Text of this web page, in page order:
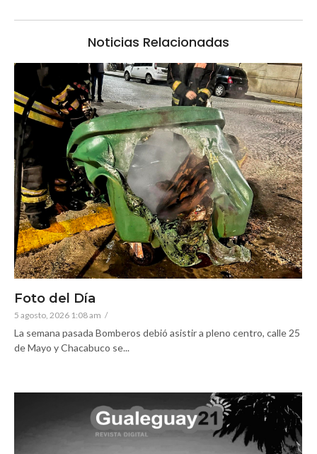
Noticias Relacionadas
Foto del Día
5 agosto, 2026 1:08 am /
La semana pasada Bomberos debió asistir a pleno centro, calle 25
de Mayo y Chacabuco se...